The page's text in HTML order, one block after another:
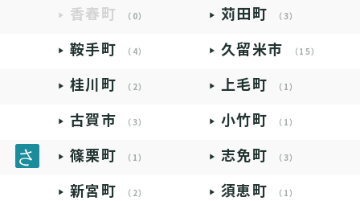
香春町 （0） 苅田町 （3）
鞍手町 （4） 久留米市 （15）
桂川町 （2） 上毛町 （1）
古賀市 （3） 小竹町 （1）
篠栗町 （1） 志免町 （3）
新宮町 （2） 須恵町 （1）